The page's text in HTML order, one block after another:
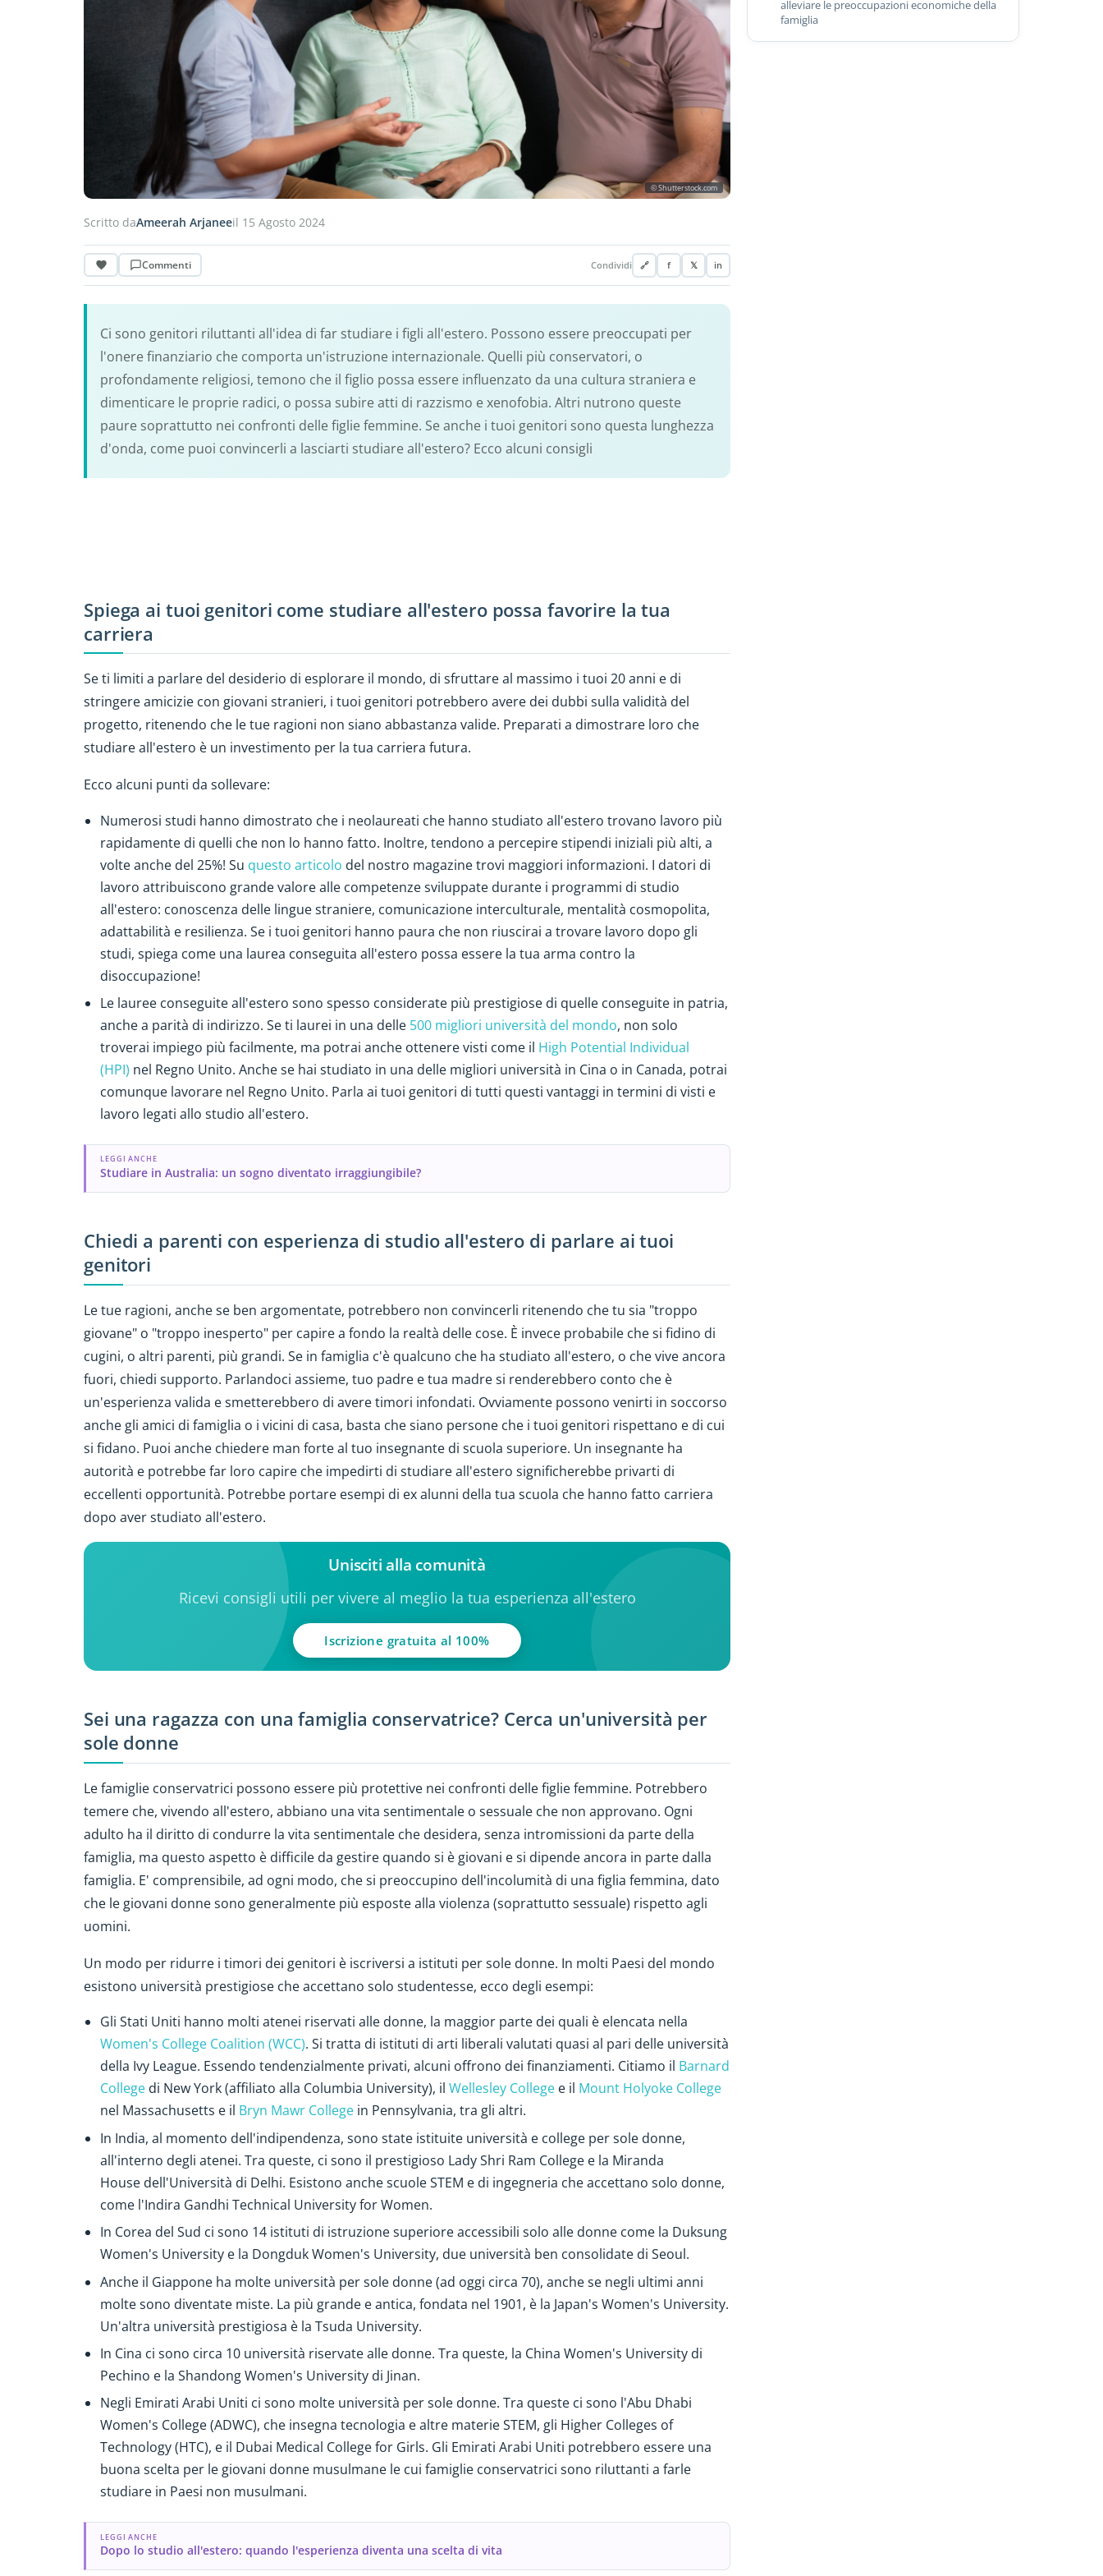
© Shutterstock.com
Scritto daAmeerah Arjaneeil 15 Agosto 2024
Commenti Condividi 🔗 f 𝕏 in
Ci sono genitori riluttanti all'idea di far studiare i figli all'estero. Possono essere preoccupati per
l'onere finanziario che comporta un'istruzione internazionale. Quelli più conservatori, o
profondamente religiosi, temono che il figlio possa essere influenzato da una cultura straniera e
dimenticare le proprie radici, o possa subire atti di razzismo e xenofobia. Altri nutrono queste
paure soprattutto nei confronti delle figlie femmine. Se anche i tuoi genitori sono questa lunghezza
d'onda, come puoi convincerli a lasciarti studiare all'estero? Ecco alcuni consigli
Spiega ai tuoi genitori come studiare all'estero possa favorire la tua
carriera
Se ti limiti a parlare del desiderio di esplorare il mondo, di sfruttare al massimo i tuoi 20 anni e di
stringere amicizie con giovani stranieri, i tuoi genitori potrebbero avere dei dubbi sulla validità del
progetto, ritenendo che le tue ragioni non siano abbastanza valide. Preparati a dimostrare loro che
studiare all'estero è un investimento per la tua carriera futura.
Ecco alcuni punti da sollevare:
Numerosi studi hanno dimostrato che i neolaureati che hanno studiato all'estero trovano lavoro più
rapidamente di quelli che non lo hanno fatto. Inoltre, tendono a percepire stipendi iniziali più alti, a
volte anche del 25%! Su questo articolo del nostro magazine trovi maggiori informazioni. I datori di
lavoro attribuiscono grande valore alle competenze sviluppate durante i programmi di studio
all'estero: conoscenza delle lingue straniere, comunicazione interculturale, mentalità cosmopolita,
adattabilità e resilienza. Se i tuoi genitori hanno paura che non riuscirai a trovare lavoro dopo gli
studi, spiega come una laurea conseguita all'estero possa essere la tua arma contro la
disoccupazione!
Le lauree conseguite all'estero sono spesso considerate più prestigiose di quelle conseguite in patria,
anche a parità di indirizzo. Se ti laurei in una delle 500 migliori università del mondo, non solo
troverai impiego più facilmente, ma potrai anche ottenere visti come il High Potential Individual
(HPI) nel Regno Unito. Anche se hai studiato in una delle migliori università in Cina o in Canada, potrai
comunque lavorare nel Regno Unito. Parla ai tuoi genitori di tutti questi vantaggi in termini di visti e
lavoro legati allo studio all'estero.
LEGGI ANCHE
Studiare in Australia: un sogno diventato irraggiungibile?
Chiedi a parenti con esperienza di studio all'estero di parlare ai tuoi
genitori
Le tue ragioni, anche se ben argomentate, potrebbero non convincerli ritenendo che tu sia "troppo
giovane" o "troppo inesperto" per capire a fondo la realtà delle cose. È invece probabile che si fidino di
cugini, o altri parenti, più grandi. Se in famiglia c'è qualcuno che ha studiato all'estero, o che vive ancora
fuori, chiedi supporto. Parlandoci assieme, tuo padre e tua madre si renderebbero conto che è
un'esperienza valida e smetterebbero di avere timori infondati. Ovviamente possono venirti in soccorso
anche gli amici di famiglia o i vicini di casa, basta che siano persone che i tuoi genitori rispettano e di cui
si fidano. Puoi anche chiedere man forte al tuo insegnante di scuola superiore. Un insegnante ha
autorità e potrebbe far loro capire che impedirti di studiare all'estero significherebbe privarti di
eccellenti opportunità. Potrebbe portare esempi di ex alunni della tua scuola che hanno fatto carriera
dopo aver studiato all'estero.
Unisciti alla comunità
Ricevi consigli utili per vivere al meglio la tua esperienza all'estero
Iscrizione gratuita al 100%
Sei una ragazza con una famiglia conservatrice? Cerca un'università per
sole donne
Le famiglie conservatrici possono essere più protettive nei confronti delle figlie femmine. Potrebbero
temere che, vivendo all'estero, abbiano una vita sentimentale o sessuale che non approvano. Ogni
adulto ha il diritto di condurre la vita sentimentale che desidera, senza intromissioni da parte della
famiglia, ma questo aspetto è difficile da gestire quando si è giovani e si dipende ancora in parte dalla
famiglia. E' comprensibile, ad ogni modo, che si preoccupino dell'incolumità di una figlia femmina, dato
che le giovani donne sono generalmente più esposte alla violenza (soprattutto sessuale) rispetto agli
uomini.
Un modo per ridurre i timori dei genitori è iscriversi a istituti per sole donne. In molti Paesi del mondo
esistono università prestigiose che accettano solo studentesse, ecco degli esempi:
Gli Stati Uniti hanno molti atenei riservati alle donne, la maggior parte dei quali è elencata nella
Women's College Coalition (WCC). Si tratta di istituti di arti liberali valutati quasi al pari delle università
della Ivy League. Essendo tendenzialmente privati, alcuni offrono dei finanziamenti. Citiamo il Barnard
College di New York (affiliato alla Columbia University), il Wellesley College e il Mount Holyoke College
nel Massachusetts e il Bryn Mawr College in Pennsylvania, tra gli altri.
In India, al momento dell'indipendenza, sono state istituite università e college per sole donne,
all'interno degli atenei. Tra queste, ci sono il prestigioso Lady Shri Ram College e la Miranda
House dell'Università di Delhi. Esistono anche scuole STEM e di ingegneria che accettano solo donne,
come l'Indira Gandhi Technical University for Women.
In Corea del Sud ci sono 14 istituti di istruzione superiore accessibili solo alle donne come la Duksung
Women's University e la Dongduk Women's University, due università ben consolidate di Seoul.
Anche il Giappone ha molte università per sole donne (ad oggi circa 70), anche se negli ultimi anni
molte sono diventate miste. La più grande e antica, fondata nel 1901, è la Japan's Women's University.
Un'altra università prestigiosa è la Tsuda University.
In Cina ci sono circa 10 università riservate alle donne. Tra queste, la China Women's University di
Pechino e la Shandong Women's University di Jinan.
Negli Emirati Arabi Uniti ci sono molte università per sole donne. Tra queste ci sono l'Abu Dhabi
Women's College (ADWC), che insegna tecnologia e altre materie STEM, gli Higher Colleges of
Technology (HTC), e il Dubai Medical College for Girls. Gli Emirati Arabi Uniti potrebbero essere una
buona scelta per le giovani donne musulmane le cui famiglie conservatrici sono riluttanti a farle
studiare in Paesi non musulmani.
LEGGI ANCHE
Dopo lo studio all'estero: quando l'esperienza diventa una scelta di vita
alleviare le preoccupazioni economiche della
famiglia